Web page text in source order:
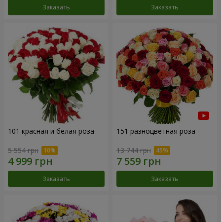
Заказать Заказать
101 красная и белая роза
5 554 грн
Заказать
151 разноцветная роза
13 744 грн
Заказать